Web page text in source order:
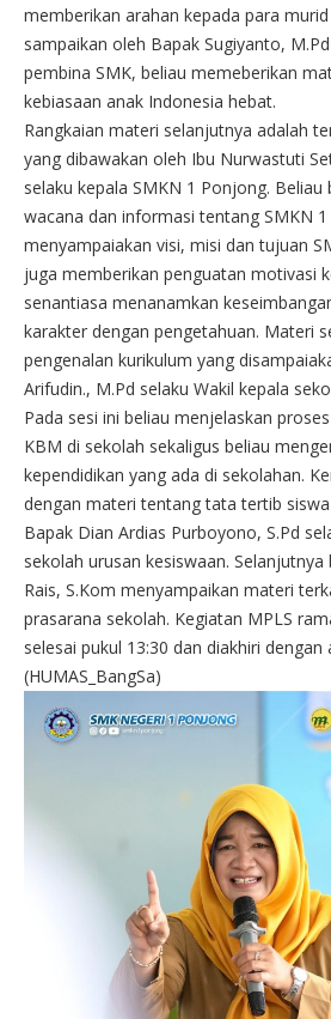
memberikan arahan kepada para
sampaikan oleh Bapak Sugiyanto,
pembina SMK, beliau memeberikan
kebiasaan anak Indonesia hebat.
Rangkaian materi selanjutnya adalah
yang dibawakan oleh Ibu Nurwastuti
selaku kepala SMKN 1 Ponjong. Beliau
wacana dan informasi tentang SMKN
menyampaiakan visi, misi dan tujuan
juga memberikan penguatan motivasi
senantiasa menanamkan
karakter dengan pengetahuan. Materi
pengenalan kurikulum yang
Arifudin., M.Pd selaku Wakil kepala
Pada sesi ini beliau menjelaskan
KBM di sekolah sekaligus beliau
kependidikan yang ada di sekolahan.
dengan materi tentang tata tertib
Bapak Dian Ardias Purboyono, S.Pd
sekolah urusan kesiswaan.
Rais, S.Kom menyampaikan materi
prasarana sekolah. Kegiatan MPLS
selesai pukul 13:30 dan diakhiri dengan
(HUMAS_BangSa)